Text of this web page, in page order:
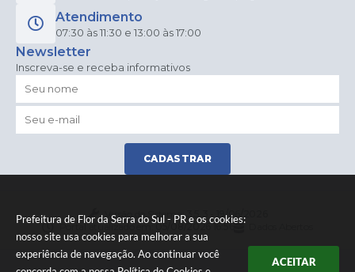
Prefeitura de Flor da Serra do Sul - PR e os cookies:
nosso site usa cookies para melhorar a sua
experiência de navegação. Ao continuar você
ACEITAR
Atendimento
07:30 às 11:30 e 13:00 às 17:00
Newsletter
Inscreva-se e receba informativos
CADASTRAR
Versão do Sistema:3.5.3 - 19/06/2026
Portal atualizado em:05/08/2026 16:56